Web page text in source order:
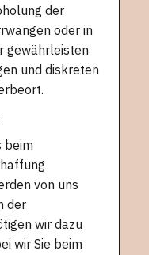
der
oder in
gewährleisten
und diskreten
beim
von uns
der
wir dazu
wir Sie beim